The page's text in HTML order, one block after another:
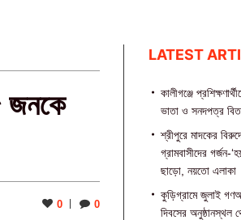
জনকে
0 0
LATEST
কালীগঞ্জে
ভাতা ও সনদপত্র
শ্রীপুরে মাদকের
গ্রামবাসীদের গর্জন-
ছাড়ো, নয়তো এলাকা
কুড়িগ্রামে জুলাই
দিবসের অনুষ্ঠানস্থল